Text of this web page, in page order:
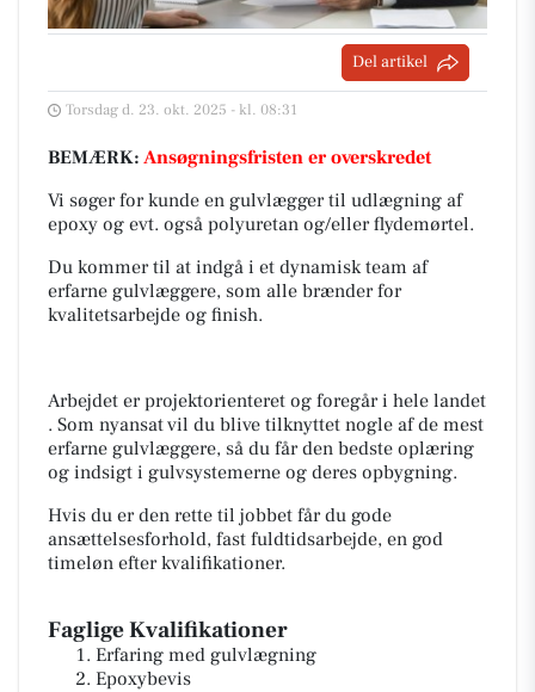
Del artikel
Torsdag d. 23. okt. 2025 - kl. 08:31
BEMÆRK: Ansøgningsfristen er overskredet
Vi søger for kunde en gulvlægger til udlægning af
epoxy og evt. også polyuretan og/eller flydemørtel.
Du kommer til at indgå i et dynamisk team af
erfarne gulvlæggere, som alle brænder for
kvalitetsarbejde og finish.
Arbejdet er projektorienteret og foregår i hele landet
. Som nyansat vil du blive tilknyttet nogle af de mest
erfarne gulvlæggere, så du får den bedste oplæring
og indsigt i gulvsystemerne og deres opbygning.
Hvis du er den rette til jobbet får du gode
ansættelsesforhold, fast fuldtidsarbejde, en god
timeløn efter kvalifikationer.
Faglige Kvalifikationer
Erfaring med gulvlægning
Epoxybevis